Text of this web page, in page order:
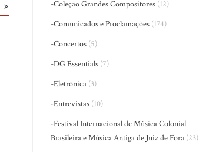
-Coleção Grandes Compositores (12)
-Comunicados e Proclamações (174)
-Concertos (5)
-DG Essentials (7)
-Eletrônica (3)
-Entrevistas (10)
-Festival Internacional de Música Colonial
Brasileira e Música Antiga de Juiz de Fora (23)